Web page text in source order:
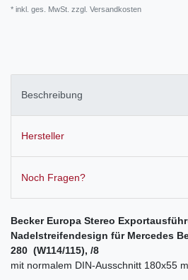
* inkl. ges. MwSt. zzgl. Versandkosten
Beschreibung
Hersteller
Noch Fragen?
Becker Europa Stereo
Nadelstreifendesign für Mercedes
280 (W114/115), /8
mit normalem DIN-Ausschnitt 180x55